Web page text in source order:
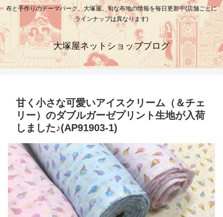
布と手作りのテーマパーク、大塚屋。旬な布地の情報を毎日更新中(店舗ごとに
ラインナップは異なります)
大塚屋ネットショップブログ
甘く小さな可愛いアイスクリーム（＆チェ
リー）のダブルガーゼプリント生地が入荷
しました♪(AP91903-1)